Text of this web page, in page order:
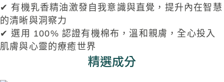
✔ 有機乳香精油激發自我意識與直覺，提升內在智慧
的清晰與洞察力
✔ 選用 100% 認證有機棉布，溫和親膚，全心投入
肌膚與心靈的療癒世界
精選成分